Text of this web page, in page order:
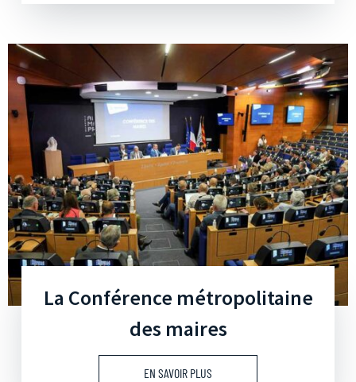
La Conférence métropolitaine
des maires
EN SAVOIR PLUS